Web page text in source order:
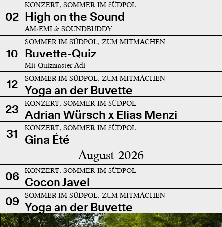
02
KONZERT, SOMMER IM SÜDPOL
High on the Sound
AMÆMI & SOUNDBUDDY
10
SOMMER IM SÜDPOL, ZUM MITMACHEN
Buvette-Quiz
Mit Quizmaster Adi
12 SOMMER IM SÜDPOL, ZUM MITMACHEN
Yoga an der Buvette
23
KONZERT, SOMMER IM SÜDPOL
Adrian Würsch x Elias Menzi
31
KONZERT, SOMMER IM SÜDPOL
Gina Été
August 2026
06 KONZERT, SOMMER IM SÜDPOL
Cocon Javel
09
SOMMER IM SÜDPOL, ZUM MITMACHEN
Yoga an der Buvette